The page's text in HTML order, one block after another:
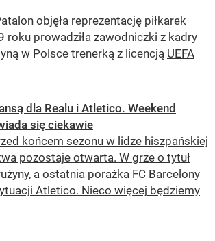
objęła reprezentację piłkarek
roku prowadziła zawodniczki z kadry
w Polsce trenerką z licencją UEFA
dla Realu i Atletico. Weekend
się ciekawie
końcem sezonu w lidze hiszpańskiej
pozostaje otwarta. W grze o tytuł
a ostatnia porażka FC Barcelony
Atletico. Nieco więcej będziemy